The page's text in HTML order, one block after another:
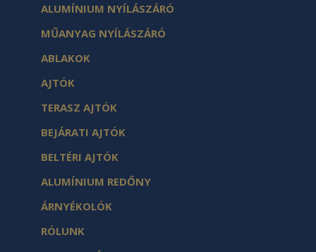
ALUMÍNIUM NYÍLÁSZÁRÓ
MŰANYAG NYÍLÁSZÁRÓ
ABLAKOK
AJTÓK
TERASZ AJTÓK
BEJÁRATI AJTÓK
BELTÉRI AJTÓK
ALUMÍNIUM REDŐNY
ÁRNYÉKOLÓK
RÓLUNK